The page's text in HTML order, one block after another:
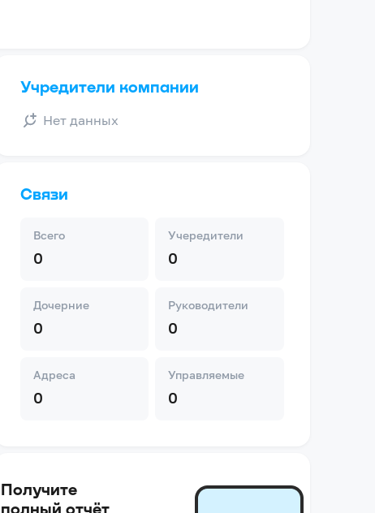
Учредители компании
Нет данных
Связи
Всего
0
Учередители
0
Дочерние
0
Руководители
0
Адреса
0
Управляемые
0
Получите
полный отчёт